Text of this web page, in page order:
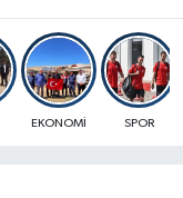
EKONOMİ SPOR